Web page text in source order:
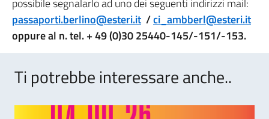
possibile segnalarlo ad uno dei seguenti indirizzi mail:
passaporti.berlino@esteri.it /ci_ambberl@esteri.it
oppure al n. tel. + 49 (0)30 25440-145/-151/-153.
Ti potrebbe interessare anche..